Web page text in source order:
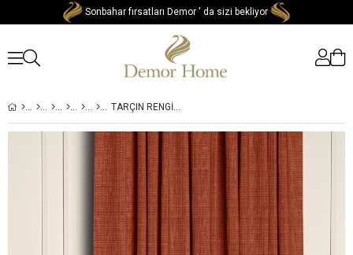
Sonbahar fırsatları Demor ' da sizi bekliyor
TARÇIN RENGI KETEN DOKULU YÜKSEK KALITE FON PERDE EKSTRAFOR BÜZGÜLÜ